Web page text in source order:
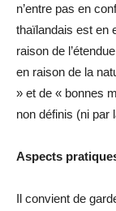
n’entre pas en
thaïlandais est en
raison de
en raison de la
» et de « bonnes
non définis (ni par
Aspects
Il convient de